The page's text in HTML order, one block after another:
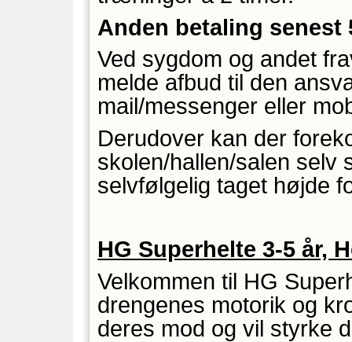
Anden betaling senest
Ved sygdom og andet
melde afbud til den
mail/messenger eller
Derudover kan der
skolen/hallen/salen selv
selvfølgelig taget højde
HG Superhelte 3-5 år,
Velkommen til HG
drengenes motorik og
deres mod og vil styrke